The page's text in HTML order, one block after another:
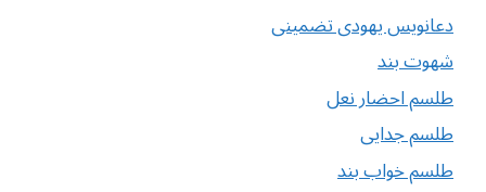
دعانویس یهودی تضمینی
شهوت بند
طلسم احضار نعل
طلسم جدایی
طلسم خواب بند